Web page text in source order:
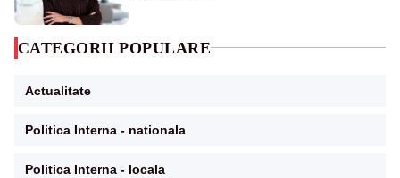
CATEGORII POPULARE
Actualitate
Politica Interna - nationala
Politica Interna - locala